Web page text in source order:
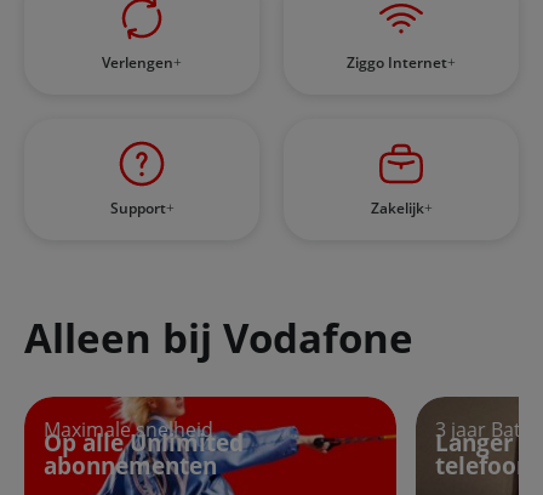
Verlengen Ziggo Internet
Support Zakelijk
Alleen bij Vodafone
Op alle Unlimited abonnementen
Maximale snelheid
Op alle Unlimited
abonnementen
Langer
3 jaar
Langer
telefoon